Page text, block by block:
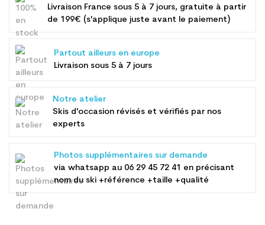
Livraison France sous 5 à 7 jours, gratuite à partir
de 199€ (s'applique juste avant le paiement)
Partout ailleurs en europe
Livraison sous 5 à 7 jours
Notre atelier
Skis d'occasion révisés et vérifiés par nos
experts
Photos supplémentaires sur demande
via whatsapp au 06 29 45 72 41 en précisant
nom du ski +référence +taille +qualité